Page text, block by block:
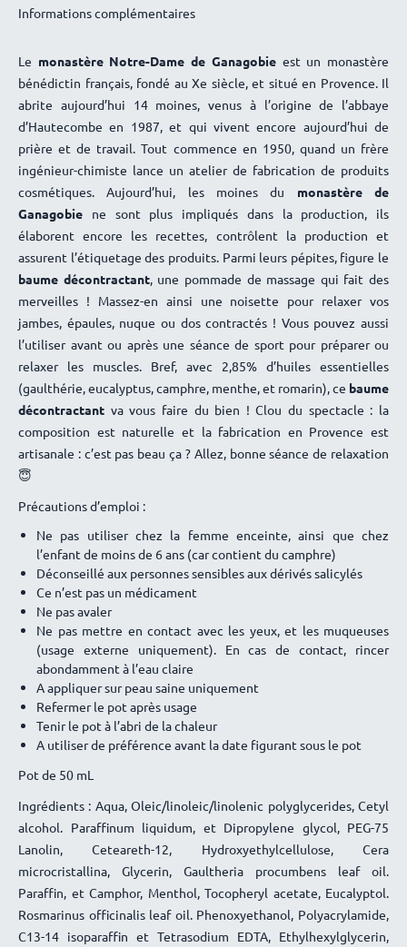
Isabelle Vion
3 mars 2026
Super
Edith Castrec 27 janvier 2026
Tres bon
Anne marie Le gall 20 janvier 2026
Impecble pour les courbatures
Marie-jo Rabolt 4 janvier 2026
J’ai aimé et donc j’ai offert
Informations complémentaires
Le monastère Notre-Dame de Ganagobieest un monastère
bénédictin français, fondé au Xe siècle, et situé en Provence. Il
abrite aujourd’hui 14 moines, venus à l’origine de l’abbaye
d’Hautecombe en 1987, et qui vivent encore aujourd’hui de
prière et de travail. Tout commence en 1950, quand un frère
ingénieur-chimiste lance un atelier de fabrication de produits
cosmétiques. Aujourd’hui, les moines du monastère de
Ganagobie ne sont plus impliqués dans la production, ils
élaborent encore les recettes, contrôlent la production et
assurent l’étiquetage des produits. Parmi leurs pépites, figure le
baume décontractant, une pommade de massage qui fait des
merveilles ! Massez-en ainsi une noisette pour relaxer vos
jambes, épaules, nuque ou dos contractés ! Vous pouvez aussi
l’utiliser avant ou après une séance de sport pour préparer ou
relaxer les muscles. Bref, avec 2,85% d’huiles essentielles
(gaulthérie, eucalyptus, camphre, menthe, et romarin), ce baume
décontractant va vous faire du bien ! Clou du spectacle : la
composition est naturelle et la fabrication en Provence est
artisanale : c’est pas beau ça ? Allez, bonne séance de relaxation
😇
Précautions d’emploi :
Ne pas utiliser chez la femme enceinte, ainsi que chez
l’enfant de moins de 6 ans (car contient du camphre)
Déconseillé aux personnes sensibles aux dérivés salicylés
Ce n’est pas un médicament
Ne pas avaler
Ne pas mettre en contact avec les yeux, et les muqueuses
(usage externe uniquement). En cas de contact, rincer
abondamment à l’eau claire
A appliquer sur peau saine uniquement
Refermer le pot après usage
Tenir le pot à l’abri de la chaleur
A utiliser de préférence avant la date figurant sous le pot
Pot de 50 mL
Ingrédients : Aqua, Oleic/linoleic/linolenic polyglycerides, Cetyl
alcohol. Paraffinum liquidum, et Dipropylene glycol, PEG-75
Lanolin, Ceteareth-12, Hydroxyethylcellulose, Cera
microcristallina, Glycerin, Gaultheria procumbens leaf oil.
Paraffin, et Camphor, Menthol, Tocopheryl acetate, Eucalyptol.
Rosmarinus officinalis leaf oil. Phenoxyethanol, Polyacrylamide,
C13-14 isoparaffin et Tetrasodium EDTA, Ethylhexylglycerin,